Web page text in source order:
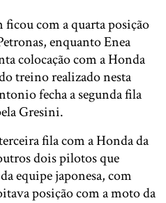
com a quarta posição
enquanto Enea
colocação com a Honda
treino realizado nesta
fecha a segunda fila
Gresini.
fila com a Honda da
dois pilotos que
equipe japonesa, com
posição com a moto da